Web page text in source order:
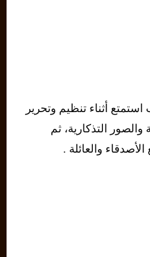
أثناء تنظيم وتحرير
والصور التذكارية، ثم
والعائلة .